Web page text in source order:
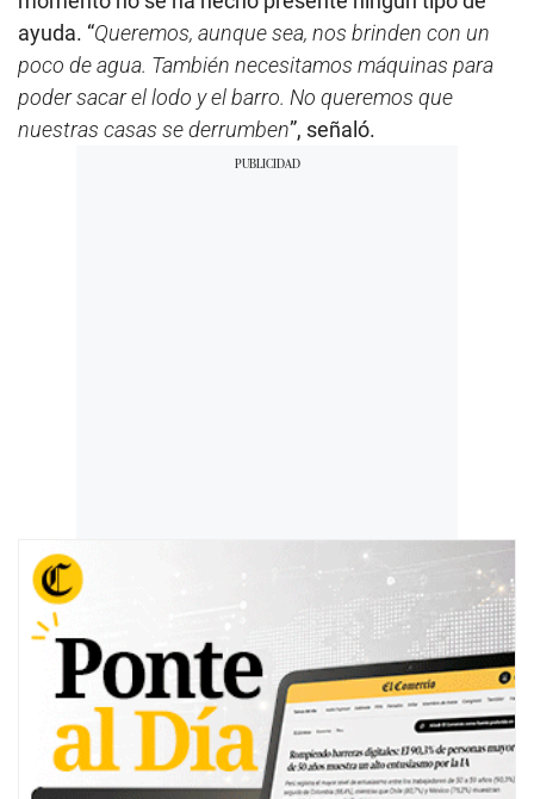
ayuda. “Queremos, aunque sea, nos brinden con un
poco de agua. También necesitamos máquinas para
poder sacar el lodo y el barro. No queremos que
nuestras casas se derrumben”, señaló.